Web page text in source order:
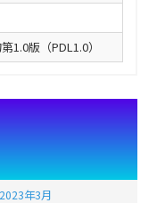
1.0版（PDL1.0）
年3月